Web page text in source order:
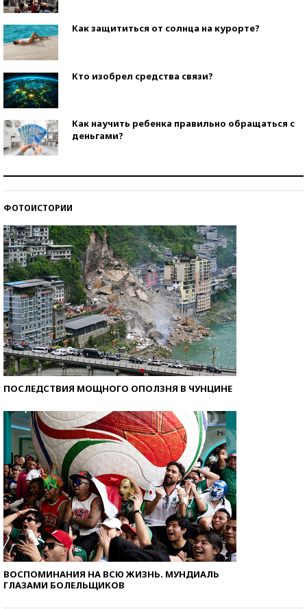
Как защититься от солнца на курорте?
Кто изобрел средства связи?
Как научить ребенка правильно обращаться с
деньгами?
ФОТОИСТОРИИ
ПОСЛЕДСТВИЯ МОЩНОГО ОПОЛЗНЯ В ЧУНЦИНЕ
ВОСПОМИНАНИЯ НА ВСЮ ЖИЗНЬ. МУНДИАЛЬ
ГЛАЗАМИ БОЛЕЛЬЩИКОВ